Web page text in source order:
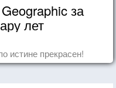
за
лет
истине прекрасен!